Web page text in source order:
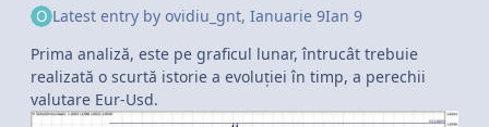
Latest entry by ovidiu_gnt, Ianuarie 9Ian 9
Prima analiză, este pe graficul lunar, întrucât trebuie
realizată o scurtă istorie a evoluției în timp, a perechii
valutare Eur-Usd.